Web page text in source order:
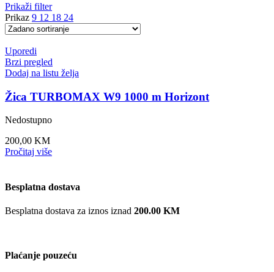
Prikaži filter
Prikaz 9 12 18 24
Uporedi
Brzi pregled
Dodaj na listu želja
Žica TURBOMAX W9 1000 m Horizont
Nedostupno
200,00 KM
Pročitaj više
Besplatna dostava
Besplatna dostava za iznos iznad 200.00 KM
Plaćanje pouzeću